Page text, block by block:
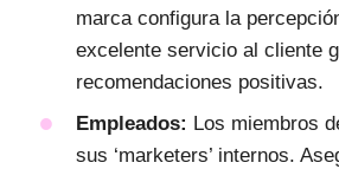
marca configura la
excelente servicio al cliente
recomendaciones positivas.
Empleados: Los miembros
sus ‘marketers’ internos.